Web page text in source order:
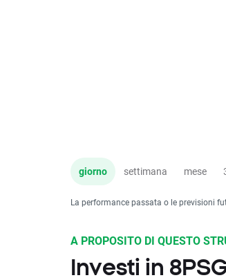
giorno settimana mese
La performance passata o le previsioni
A PROPOSITO DI QUESTO
Investi in